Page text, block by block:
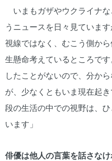
いまもガザやウクライナ
うニュースを日々見ていま
視線ではなく、むこう側か
生懸命考えているところで
したことがないので、分か
が、少なくともいま現在起
段の生活の中での視野は、
います」
俳優は他人の言葉を話さな